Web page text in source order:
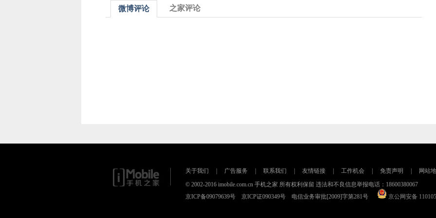
微博评论 之家评论
关于我们 广告服务 联系我们 友情链接 工作机会 免责声明 网站
© 2002-2016 imobile.com.cn 手机之家 所有权利保留 违法和不良信息举报电话：18600380067
京ICP备09079639号 京ICP证090349号 电信业务审批[2009]字第281号
京公网安备